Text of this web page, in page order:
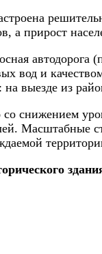
а прирост
вод и
выезде из
снижением
Масштабные